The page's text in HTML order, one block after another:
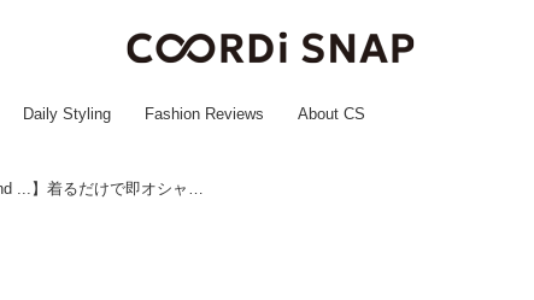
Daily Styling Fashion Reviews About CS
アクティブに動く日に！【niko and ...】着るだけで即オシャレ♡「フーディーシャツ」